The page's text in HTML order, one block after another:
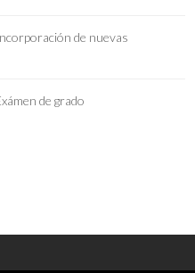
de nuevas
de grado